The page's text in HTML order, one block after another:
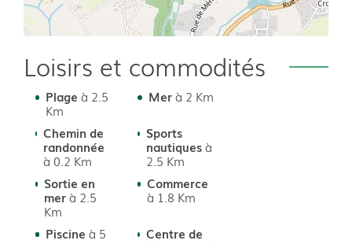
Loisirs et commodités
Plage à 2.5
Km
Merà 2 Km
Chemin de
randonnée
à 0.2 Km
Sports
nautiquesà
2.5 Km
Sortie en
merà 2.5
Km
Commerce
à 1.8 Km
Piscine à 5
Centre de